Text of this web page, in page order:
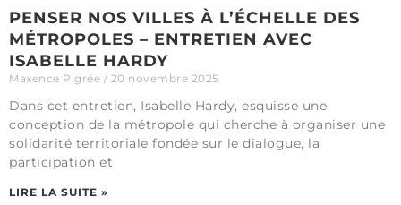
PENSER NOS VILLES À L’ÉCHELLE DES
MÉTROPOLES – ENTRETIEN AVEC
ISABELLE HARDY
Maxence Pigrée 20 novembre 2025
Dans cet entretien, Isabelle Hardy, esquisse une
conception de la métropole qui cherche à organiser une
solidarité territoriale fondée sur le dialogue, la
participation et
LIRE LA SUITE »